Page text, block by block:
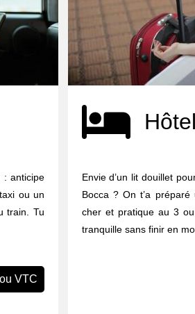
: anticipe
ou un
train. Tu
VTC
Envie d’un lit douillet
Bocca ? On t’a
cher et pratique au 3
tranquille sans finir en